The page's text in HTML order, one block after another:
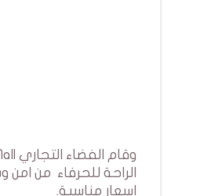
الراحة للحرفاء من
اسعار مناسبة.